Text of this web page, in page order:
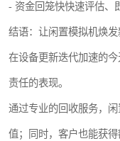
- 资金回笼快快速评估、
结语：让闲置模拟机焕发
在设备更新迭代加速的
责任的表现。
通过专业的回收服务，
值；同时，客户也能获得